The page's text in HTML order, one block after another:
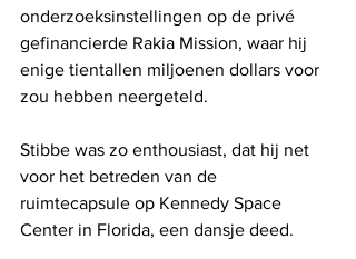
onderzoeksinstellingen op de privé
gefinancierde Rakia Mission, waar hij
enige tientallen miljoenen dollars voor
zou hebben neergeteld.
Stibbe was zo enthousiast, dat hij net
voor het betreden van de
ruimtecapsule op Kennedy Space
Center in Florida, een dansje deed.